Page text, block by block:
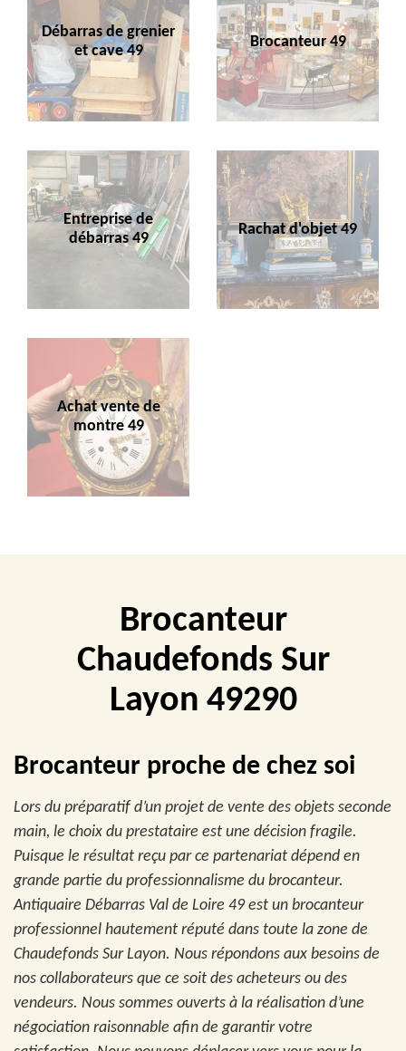
Débarras de grenier
et cave 49
Brocanteur 49
Entreprise de
débarras 49
Rachat d'objet 49
Achat vente de
montre 49
Brocanteur
Chaudefonds Sur
Layon 49290
Brocanteur proche de chez soi
Lors du préparatif d’un projet de vente des objets seconde
main, le choix du prestataire est une décision fragile.
Puisque le résultat reçu par ce partenariat dépend en
grande partie du professionnalisme du brocanteur.
Antiquaire Débarras Val de Loire 49 est un brocanteur
professionnel hautement réputé dans toute la zone de
Chaudefonds Sur Layon. Nous répondons aux besoins de
nos collaborateurs que ce soit des acheteurs ou des
vendeurs. Nous sommes ouverts à la réalisation d’une
négociation raisonnable afin de garantir votre